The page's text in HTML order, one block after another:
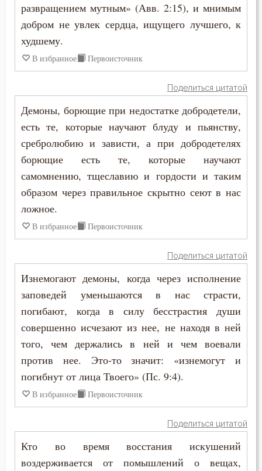
развращением мутным» (Авв. 2:15), и мнимым
добром не увлек сердца, ищущего лучшего, к
худшему.
В избранное Первоисточник
Поделиться цитатой
Демоны, борющие при недостатке добродетели,
есть те, которые научают блуду и пьянству,
сребролюбию и зависти, а при добродетелях
борющие есть те, которые научают
самомнению, тщеславию и гордости и таким
образом через правильное скрытно сеют в нас
ложное.
В избранное Первоисточник
Поделиться цитатой
Изнемогают демоны, когда через исполнение
заповедей уменьшаются в нас страсти,
погибают, когда в силу бесстрастия души
совершенно исчезают из нее, не находя в ней
того, чем держались в ней и чем воевали
против нее. Это-то значит: «изнемогут и
погибнут от лица Твоего» (Пс. 9:4).
В избранное Первоисточник
Поделиться цитатой
Кто во время восстания искушений
воздерживается от помышлений о вещах,